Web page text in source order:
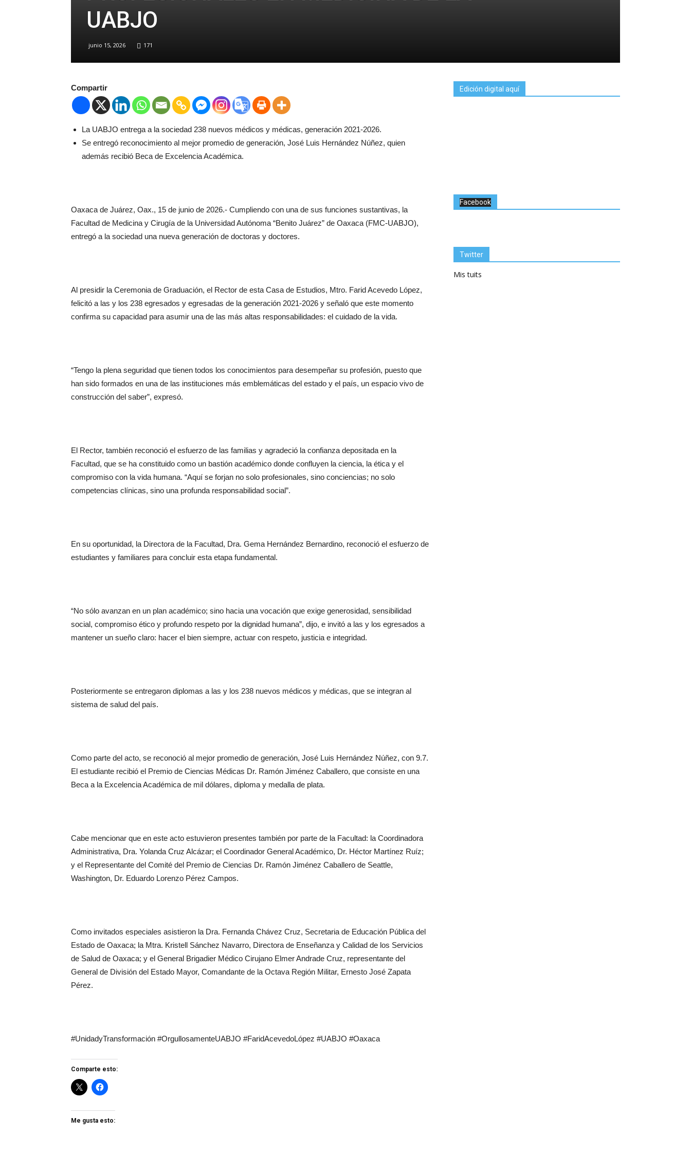
UABJO
junio 15, 2026 171
Compartir
La UABJO entrega a la sociedad 238 nuevos médicos y médicas, generación 2021-2026.
Se entregó reconocimiento al mejor promedio de generación, José Luis Hernández Núñez, quien
además recibió Beca de Excelencia Académica.
Oaxaca de Juárez, Oax., 15 de junio de 2026.- Cumpliendo con una de sus funciones sustantivas, la
Facultad de Medicina y Cirugía de la Universidad Autónoma “Benito Juárez” de Oaxaca (FMC-UABJO),
entregó a la sociedad una nueva generación de doctoras y doctores.
Al presidir la Ceremonia de Graduación, el Rector de esta Casa de Estudios, Mtro. Farid Acevedo López,
felicitó a las y los 238 egresados y egresadas de la generación 2021-2026 y señaló que este momento
confirma su capacidad para asumir una de las más altas responsabilidades: el cuidado de la vida.
“Tengo la plena seguridad que tienen todos los conocimientos para desempeñar su profesión, puesto que
han sido formados en una de las instituciones más emblemáticas del estado y el país, un espacio vivo de
construcción del saber”, expresó.
El Rector, también reconoció el esfuerzo de las familias y agradeció la confianza depositada en la
Facultad, que se ha constituido como un bastión académico donde confluyen la ciencia, la ética y el
compromiso con la vida humana. “Aquí se forjan no solo profesionales, sino conciencias; no solo
competencias clínicas, sino una profunda responsabilidad social”.
En su oportunidad, la Directora de la Facultad, Dra. Gema Hernández Bernardino, reconoció el esfuerzo de
estudiantes y familiares para concluir esta etapa fundamental.
“No sólo avanzan en un plan académico; sino hacia una vocación que exige generosidad, sensibilidad
social, compromiso ético y profundo respeto por la dignidad humana”, dijo, e invitó a las y los egresados a
mantener un sueño claro: hacer el bien siempre, actuar con respeto, justicia e integridad.
Posteriormente se entregaron diplomas a las y los 238 nuevos médicos y médicas, que se integran al
sistema de salud del país.
Como parte del acto, se reconoció al mejor promedio de generación, José Luis Hernández Núñez, con 9.7.
El estudiante recibió el Premio de Ciencias Médicas Dr. Ramón Jiménez Caballero, que consiste en una
Beca a la Excelencia Académica de mil dólares, diploma y medalla de plata.
Cabe mencionar que en este acto estuvieron presentes también por parte de la Facultad: la Coordinadora
Administrativa, Dra. Yolanda Cruz Alcázar; el Coordinador General Académico, Dr. Héctor Martínez Ruíz;
y el Representante del Comité del Premio de Ciencias Dr. Ramón Jiménez Caballero de Seattle,
Washington, Dr. Eduardo Lorenzo Pérez Campos.
Como invitados especiales asistieron la Dra. Fernanda Chávez Cruz, Secretaria de Educación Pública del
Estado de Oaxaca; la Mtra. Kristell Sánchez Navarro, Directora de Enseñanza y Calidad de los Servicios
de Salud de Oaxaca; y el General Brigadier Médico Cirujano Elmer Andrade Cruz, representante del
General de División del Estado Mayor, Comandante de la Octava Región Militar, Ernesto José Zapata
Pérez.
#UnidadyTransformación #OrgullosamenteUABJO #FaridAcevedoLópez #UABJO #Oaxaca
Comparte esto:
Me gusta esto:
Edición digital aquí
Facebook
Twitter
Mis tuits